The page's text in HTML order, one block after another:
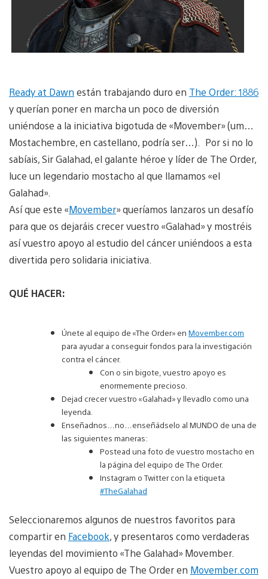
Ready at Dawn están trabajando duro en The Order: 1886
y querían poner en marcha un poco de diversión
uniéndose a la iniciativa bigotuda de «Movember» (um…
Mostachembre, en castellano, podría ser…). Por si no lo
sabíais, Sir Galahad, el galante héroe y líder de The Order,
luce un legendario mostacho al que llamamos «el
Galahad».
Así que este «Movember» queríamos lanzaros un desafío
para que os dejaráis crecer vuestro «Galahad» y mostréis
así vuestro apoyo al estudio del cáncer uniéndoos a esta
divertida pero solidaria iniciativa.
QUÉ HACER:
Únete al equipo de «The Order» en Movember.com
para ayudar a conseguir fondos para la investigación
contra el cáncer.
Con o sin bigote, vuestro apoyo es
enormemente precioso.
Dejad crecer vuestro «Galahad» y llevadlo como una
leyenda.
Enseñadnos…no…enseñádselo al MUNDO de una de
las siguientes maneras:
Postead una foto de vuestro mostacho en
la página del equipo de The Order.
Instagram o Twitter con la etiqueta
#TheGalahad
Seleccionaremos algunos de nuestros favoritos para
compartir en Facebook, y presentaros como verdaderas
leyendas del movimiento «The Galahad» Movember.
Vuestro apoyo al equipo de The Order en Movember.com